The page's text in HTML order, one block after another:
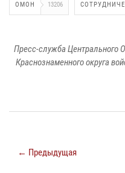
ОМОН 13206
Пресс-служба Центрального
Краснознаменного округа
← Предыдущая